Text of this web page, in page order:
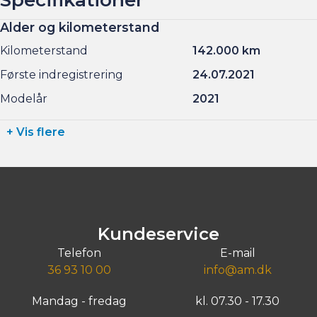
Alder og kilometerstand
Kilometerstand
142.000 km
Første indregistrering
24.07.2021
Modelår
2021
+ Vis flere
Kundeservice
Telefon
36 93 10 00
E-mail
info@am.dk
Mandag - fredag kl. 07.30 - 17.30